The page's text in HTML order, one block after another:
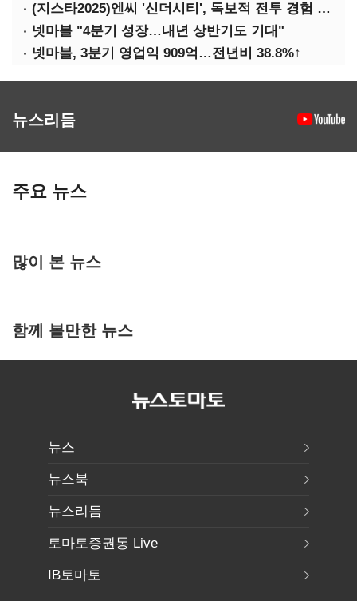
(지스타2025)엔씨 '신더시티', 독보적 전투 경험 필요
넷마블 "4분기 성장…내년 상반기도 기대"
넷마블, 3분기 영업익 909억…전년비 38.8%↑
뉴스리듬
주요 뉴스
많이 본 뉴스
함께 볼만한 뉴스
뉴스
뉴스북
뉴스리듬
토마토증권통 Live
IB토마토